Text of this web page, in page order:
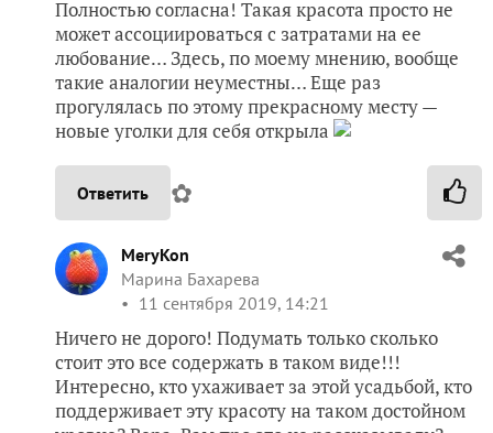
Ответить ✿
MeryKon
Марина Бахарева
11 сентября 2019, 14:21
Ничего не дорого! Подумать только сколько
стоит это все содержать в таком виде!!!
Интересно, кто ухаживает за этой усадьбой, кто
поддерживает эту красоту на таком достойном
уровне? Вера, Вам про это не рассказывали?
naumova-vika
виктория